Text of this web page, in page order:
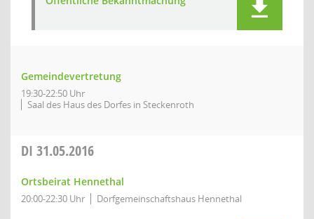
Gemeindevertretung
19:30-22:50 Uhr
Saal des Haus des Dorfes in Steckenroth
DI 31.05.2016
Ortsbeirat Hennethal
20:00-22:30 Uhr Dorfgemeinschaftshaus Hennethal